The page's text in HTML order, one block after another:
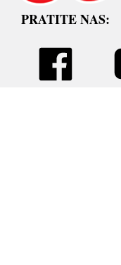
PRATITE NAS: